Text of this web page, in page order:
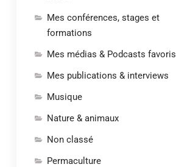
Mes conférences, stages et
formations
Mes médias & Podcasts favoris
Mes publications & interviews
Musique
Nature & animaux
Non classé
Permaculture